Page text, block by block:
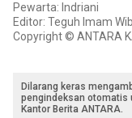
Pewarta: Indriani
Editor: Teguh Imam
Copyright © ANTARA
Dilarang keras
pengindeksan otomatis
Kantor Berita ANTARA.